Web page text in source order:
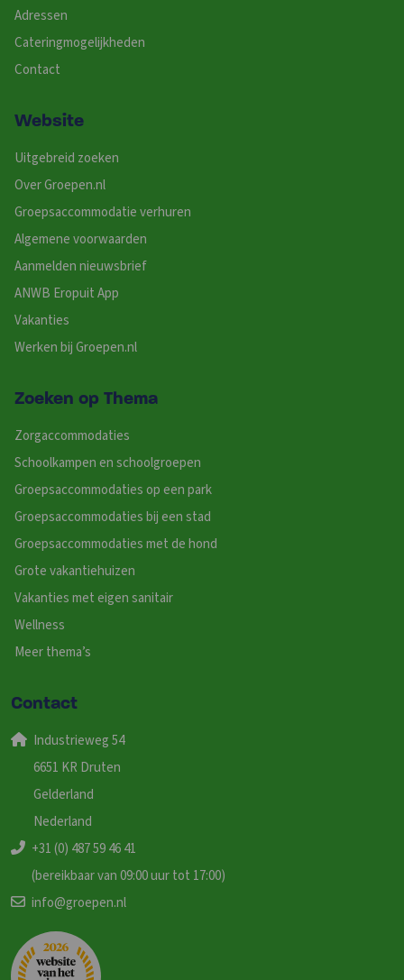
Adressen
Cateringmogelijkheden
Contact
Website
Uitgebreid zoeken
Over Groepen.nl
Groepsaccommodatie verhuren
Algemene voorwaarden
Aanmelden nieuwsbrief
ANWB Eropuit App
Vakanties
Werken bij Groepen.nl
Zoeken op Thema
Zorgaccommodaties
Schoolkampen en schoolgroepen
Groepsaccommodaties op een park
Groepsaccommodaties bij een stad
Groepsaccommodaties met de hond
Grote vakantiehuizen
Vakanties met eigen sanitair
Wellness
Meer thema’s
Contact
Industrieweg 54
6651 KR Druten
Gelderland
Nederland
+31 (0) 487 59 46 41
(bereikbaar van 09:00 uur tot 17:00)
info@groepen.nl